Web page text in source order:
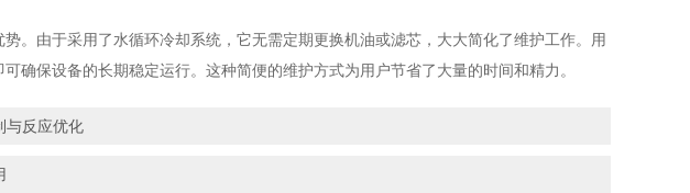
由于采用了水循环冷却系统，它无需定期更换机油或滤芯，大大简化了维护工作。用
确保设备的长期稳定运行。这种简便的维护方式为用户节省了大量的时间和精力。
与反应优化